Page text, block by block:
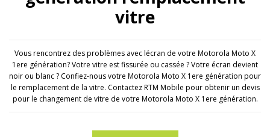
vitre
Vous rencontrez des problèmes avec lécran de votre Motorola Moto X
1ere génération? Votre vitre est fissurée ou cassée ? Votre écran devient
noir ou blanc ? Confiez-nous votre Motorola Moto X 1ere génération pour
le remplacement de la vitre. Contactez RTM Mobile pour obtenir un devis
pour le changement de vitre de votre Motorola Moto X 1ere génération.